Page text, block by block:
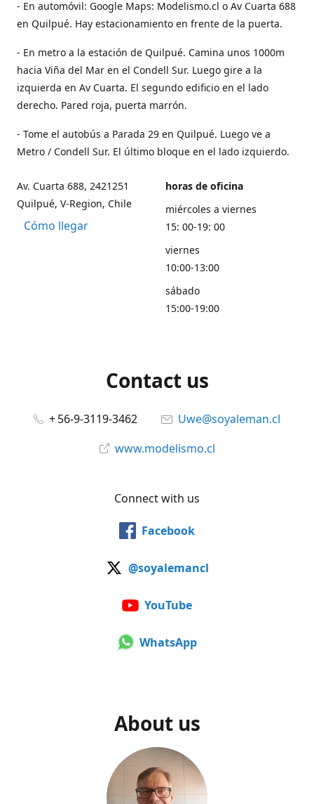
- En automóvil: Google Maps: Modelismo.cl o Av Cuarta 688
en Quilpué. Hay estacionamiento en frente de la puerta.
- En metro a la estación de Quilpué. Camina unos 1000m
hacia Viña del Mar en el Condell Sur. Luego gire a la
izquierda en Av Cuarta. El segundo edificio en el lado
derecho. Pared roja, puerta marrón.
- Tome el autobús a Parada 29 en Quilpué. Luego ve a
Metro / Condell Sur. El último bloque en el lado izquierdo.
Av. Cuarta 688, 2421251
Quilpué, V-Region, Chile
Cómo llegar
horas de oficina
miércoles a viernes
15: 00-19: 00
viernes
10:00-13:00
sábado
15:00-19:00
Contact us
+ 56-9-3119-3462
Uwe@soyaleman.cl
www.modelismo.cl
Connect with us
Facebook
@soyalemancl
YouTube
WhatsApp
About us